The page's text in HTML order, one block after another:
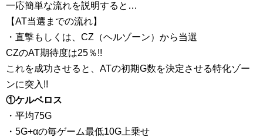
一応簡単な流れを説明すると…
【AT当選までの流れ】
・直撃もしくは、CZ（ヘルゾーン）から当選
CZのAT期待度は25％!!
これを成功させると、ATの初期G数を決定させる特化ゾー
ンに突入!!
①ケルベロス
・平均75G
・5G+αの毎ゲーム最低10G上乗せ